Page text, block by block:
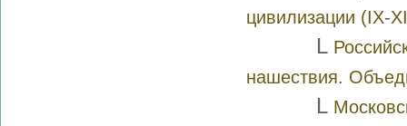
цивилизации (IX-
L
нашествия.
L